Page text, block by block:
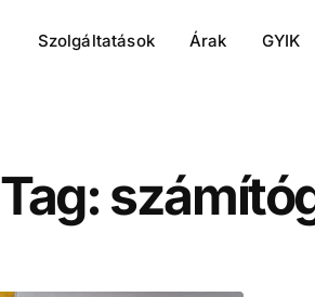
Szolgáltatások Árak GYIK
Tag: